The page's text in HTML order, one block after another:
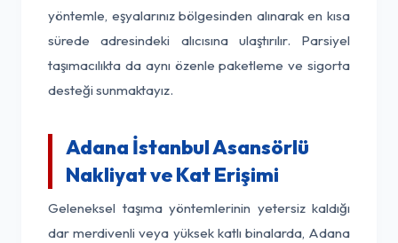
yöntemle, eşyalarınız bölgesinden alınarak en kısa
sürede adresindeki alıcısına ulaştırılır. Parsiyel
taşımacılıkta da aynı özenle paketleme ve sigorta
desteği sunmaktayız.
Adana İstanbul Asansörlü
Nakliyat ve Kat Erişimi
Geleneksel taşıma yöntemlerinin yetersiz kaldığı
dar merdivenli veya yüksek katlı binalarda, Adana